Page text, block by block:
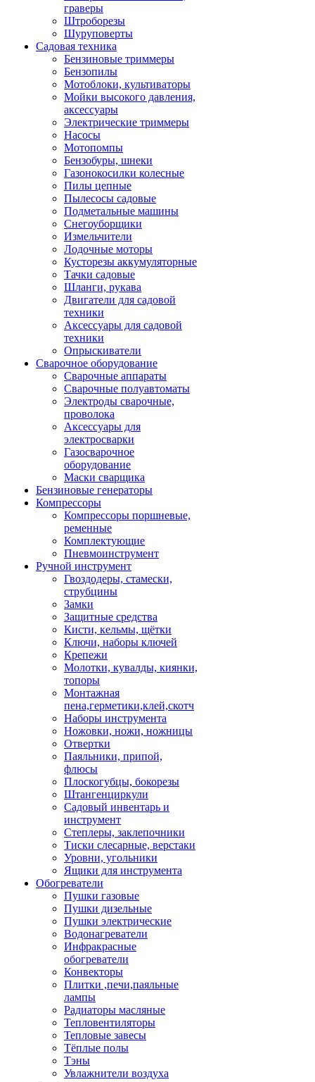
граверы
Штроборезы
Шуруповерты
Садовая техника
Бензиновые триммеры
Бензопилы
Мотоблоки, культиваторы
Мойки высокого давления,
аксессуары
Электрические триммеры
Насосы
Мотопомпы
Бензобуры, шнеки
Газонокосилки колесные
Пилы цепные
Пылесосы садовые
Подметальные машины
Снегоуборщики
Измельчители
Лодочные моторы
Кусторезы аккумуляторные
Тачки садовые
Шланги, рукава
Двигатели для садовой
техники
Аксессуары для садовой
техники
Опрыскиватели
Сварочное оборудование
Сварочные аппараты
Сварочные полуавтоматы
Электроды сварочные,
проволока
Аксессуары для
электросварки
Газосварочное
оборудование
Маски сварщика
Бензиновые генераторы
Компрессоры
Компрессоры поршневые,
ременные
Комплектующие
Пневмоинструмент
Ручной инструмент
Гвоздодеры, стамески,
струбцины
Замки
Защитные средства
Кисти, кельмы, щётки
Ключи, наборы ключей
Крепежи
Молотки, кувалды, киянки,
топоры
Монтажная
пена,герметики,клей,скотч
Наборы инструмента
Ножовки, ножи, ножницы
Отвертки
Паяльники, припой,
флюсы
Плоскогубцы, бокорезы
Штангенциркули
Садовый инвентарь и
инструмент
Степлеры, заклепочники
Тиски слесарные, верстаки
Уровни, угольники
Ящики для инструмента
Обогреватели
Пушки газовые
Пушки дизельные
Пушки электрические
Водонагреватели
Инфракрасные
обогреватели
Конвекторы
Плитки ,печи,паяльные
лампы
Радиаторы масляные
Тепловентиляторы
Тепловые завесы
Тёплые полы
Тэны
Увлажнители воздуха